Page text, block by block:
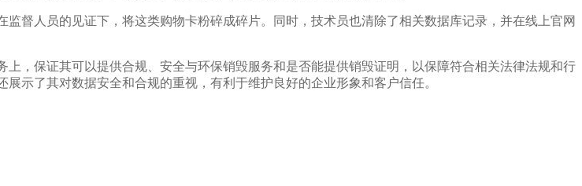
督人员的见证下，将这类购物卡粉碎成碎片。同时，技术员也清除了相关数据库记录，并在线上官网
，保证其可以提供合规、安全与环保销毁服务和是否能提供销毁证明，以保障符合相关法律法规和行
示了其对数据安全和合规的重视，有利于维护良好的企业形象和客户信任。